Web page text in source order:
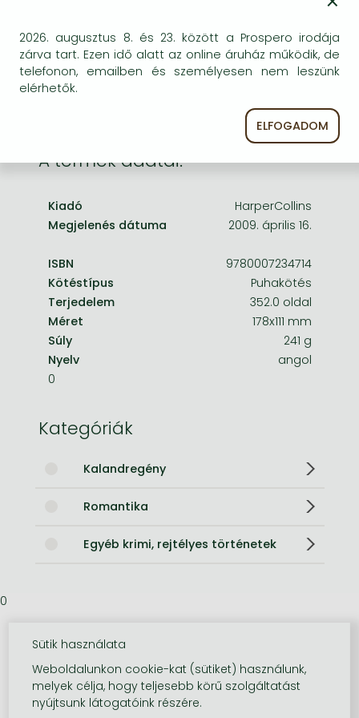
Bleach manga
One-Punch Man manga
másik, kapható kiadást, forduljon
ügyfélszolgálatunkhoz!
A termék adatai:
Kiadó
HarperCollins
Megjelenés dátuma
2009. április 16.
ISBN
9780007234714
Kötéstípus
Puhakötés
Terjedelem
352.0 oldal
Méret
178x111 mm
Súly
241 g
Nyelv
angol
0
Kategóriák
Kalandregény
Romantika
Egyéb krimi, rejtélyes történetek
0
2026. augusztus 8. és 23. között a Prospero irodája
zárva tart. Ezen idő alatt az online áruház működik, de
telefonon, emailben és személyesen nem leszünk
elérhetők.
ELFOGADOM
Sütik használata
Weboldalunkon cookie-kat (sütiket) használunk,
melyek célja, hogy teljesebb körű szolgáltatást
nyújtsunk látogatóink részére.